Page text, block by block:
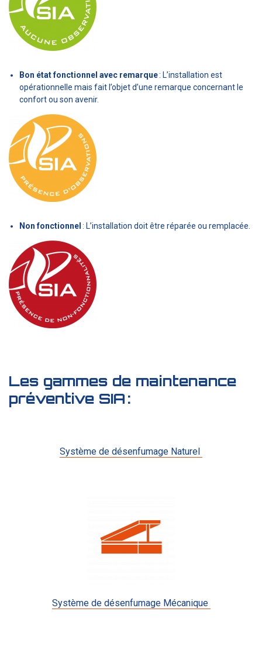
Bon état fonctionnel avec remarque: L’installation est
opérationnelle mais fait l’objet d’une remarque concernant le
confort ou son avenir.
Non fonctionnel : L’installation doit être réparée ou remplacée.
Les gammes de maintenance
préventive SIA:
Système de désenfumage Naturel
Système de désenfumage Mécanique